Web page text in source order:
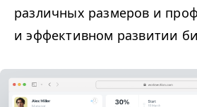
различных размеров и
и эффективном развитии